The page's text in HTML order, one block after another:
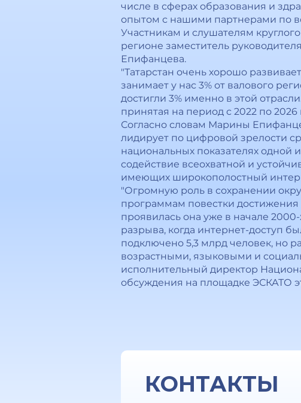
числе в сферах образования и
опытом с нашими партнерами по
Участникам и слушателям
регионе заместитель
Епифанцева.
"Татарстан очень хорошо
занимает у нас 3% от валового
достигли 3% именно в этой
принятая на период с 2022 по
Согласно словам Марины
лидирует по цифровой зрелости
национальных показателях одной
содействие всеохватной и
имеющих широкополостный
"Огромную роль в сохранении
программам повестки достижения
проявилась она уже в начале
разрыва, когда интернет-доступ
подключено 5,3 млрд человек, но
возрастными, языковыми и
исполнительный директор
обсуждения на площадке ЭСКАТО
КОНТАКТЫ